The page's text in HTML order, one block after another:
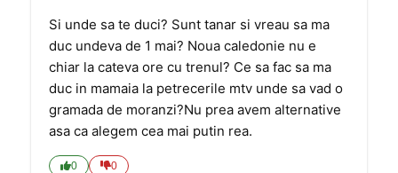
Si unde sa te duci? Sunt tanar si vreau sa ma
duc undeva de 1 mai? Noua caledonie nu e
chiar la cateva ore cu trenul? Ce sa fac sa ma
duc in mamaia la petrecerile mtv unde sa vad o
gramada de moranzi?Nu prea avem alternative
asa ca alegem cea mai putin rea.
0 0